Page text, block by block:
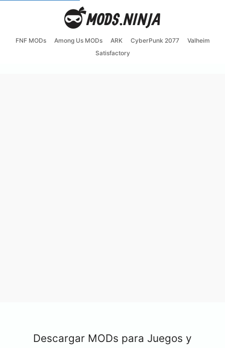
FNF MODs Among Us MODs ARK CyberPunk 2077
Valheim
Satisfactory
Descargar MODs para Juegos y